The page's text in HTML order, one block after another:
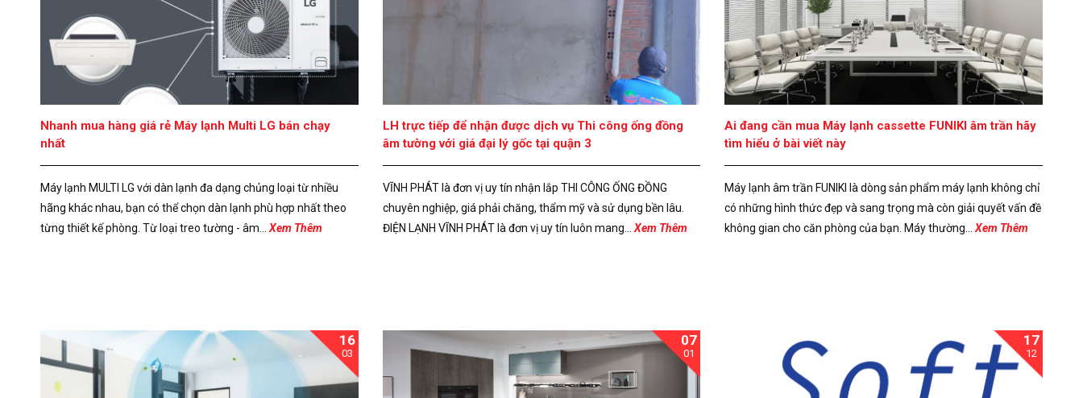
Nhanh mua hàng giá rẻ Máy lạnh Multi LG bán chạy
nhất
Máy lạnh MULTI LG với dàn lạnh đa dạng chủng loại từ nhiều
hãng khác nhau, bạn có thể chọn dàn lạnh phù hợp nhất theo
từng thiết kế phòng. Từ loại treo tường - âm...Xem Thêm
LH trực tiếp để nhận được dịch vụ Thi công ống đồng
âm tường với giá đại lý gốc tại quận 3
VĨNH PHÁT là đơn vị uy tín nhận lắp THI CÔNG ỐNG ĐỒNG
chuyên nghiệp, giá phải chăng, thẩm mỹ và sử dụng bền lâu.
ĐIỆN LẠNH VĨNH PHÁT là đơn vị uy tín luôn mang...Xem Thêm
Ai đang cần mua Máy lạnh cassette FUNIKI âm trần hãy
tìm hiểu ở bài viết này
Máy lạnh âm trần FUNIKI là dòng sản phẩm máy lạnh không chỉ
có những hình thức đẹp và sang trọng mà còn giải quyết vấn đề
không gian cho căn phòng của bạn. Máy thường...Xem Thêm
16
03
07
01
17
12